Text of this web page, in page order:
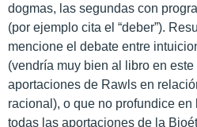
dogmas, las segundas con
(por ejemplo cita el “deber”).
mencione el debate entre
(vendría muy bien al libro en
aportaciones de Rawls en
racional), o que no profundice
todas las aportaciones de la